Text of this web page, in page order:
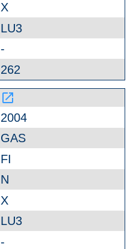
X
LU3
-
262
launch
2004
GAS
FI
N
X
LU3
-